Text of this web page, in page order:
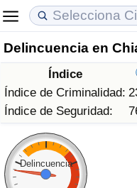
Delincuencia en
Índice
Índice de Criminalidad:
Índice de Seguridad:
Delincuencia
Coste de vida
Índice de Costo de
Índice de Costo de
Índice de costo de vida
Precios de las
Índice de Precios de
Índice de Precios de
Índice de Precios de
Calidad de Vida
Índice de Calidad de
Índice de Calidad de
Índice de calidad de